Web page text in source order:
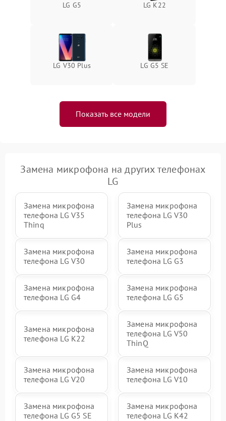
LG G5 LG K22
LG V30 Plus LG G5 SE
Показать все модели
Замена микрофона на других телефонах
LG
Замена микрофона
телефона LG V35
Thinq
Замена микрофона
телефона LG V30
Plus
Замена микрофона
телефона LG V30
Замена микрофона
телефона LG G3
Замена микрофона
телефона LG G4
Замена микрофона
телефона LG G5
Замена микрофона
телефона LG K22
Замена микрофона
телефона LG V50
ThinQ
Замена микрофона
телефона LG V20
Замена микрофона
телефона LG V10
Замена микрофона
телефона LG G5 SE
Замена микрофона
телефона LG K42